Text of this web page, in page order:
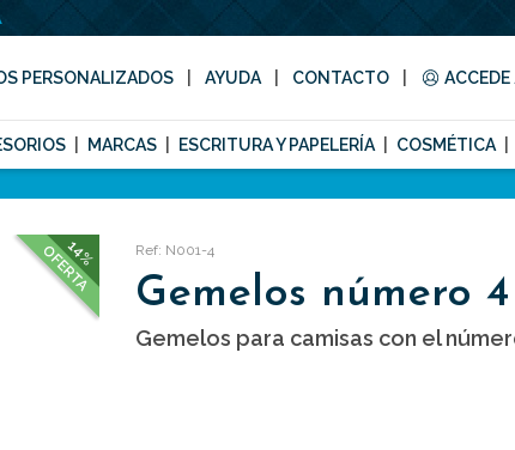
PERSONALIZADOS AYUDA CONTACTO
MARCAS ESCRITURA Y PAPELERÍA COSMÉTICA
14%
OFERTA Ref: N001-4
Gemelos número 4
Gemelos para camisas con el